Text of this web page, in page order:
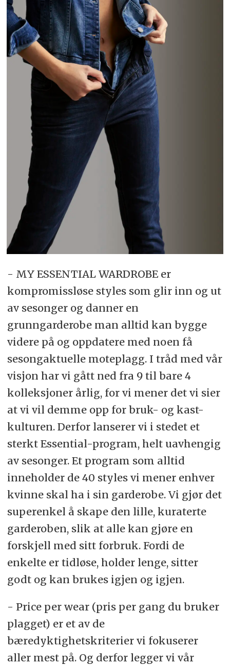
- MY ESSENTIAL WARDROBE er
kompromissløse styles som glir inn og ut
av sesonger og danner en
grunngarderobe man alltid kan bygge
videre på og oppdatere med noen få
sesongaktuelle moteplagg. I tråd med vår
visjon har vi gått ned fra 9 til bare 4
kolleksjoner årlig, for vi mener det vi sier
at vi vil demme opp for bruk- og kast-
kulturen. Derfor lanserer vi i stedet et
sterkt Essential-program, helt uavhengig
av sesonger. Et program som alltid
inneholder de 40 styles vi mener enhver
kvinne skal ha i sin garderobe. Vi gjør det
superenkel å skape den lille, kuraterte
garderoben, slik at alle kan gjøre en
forskjell med sitt forbruk. Fordi de
enkelte er tidløse, holder lenge, sitter
godt og kan brukes igjen og igjen.
- Price per wear (pris per gang du bruker
plagget) er et av de
bæredyktighetskriterier vi fokuserer
aller mest på. Og derfor legger vi vår